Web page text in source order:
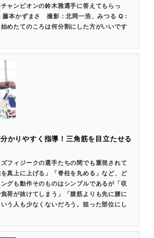
ャンピオンの鈴木雅選手に答えてもらっ
藤本かずまさ 撮影：北岡一浩、みつる Q：
始めたてのころは何分割にした方がいいです
かりやすく指導！三角筋を目立たせる
フィジークの選手たちの間でも重視されて
真上に上げる」「脊柱を丸める」など、ど
グも動作そのものはシンプルであるが「収
荷が抜けてしまう」「腹筋よりも先に腰に
う人も少なくないだろう。狙った部位にし